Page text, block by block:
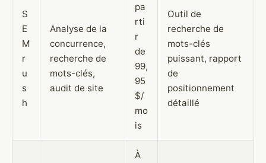
S
E
M
r
u
s
h
Analyse de la
concurrence,
recherche de
mots-clés,
audit de site
pa
rti
r
de
99,
95
$/
mo
is
Outil de
recherche de
mots-clés
puissant, rapport
de
positionnement
détaillé
À